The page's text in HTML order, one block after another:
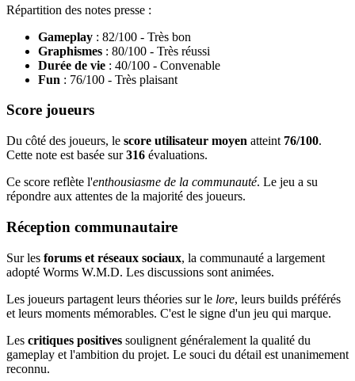
Répartition des notes presse :
Gameplay : 82/100 - Très bon
Graphismes : 80/100 - Très réussi
Durée de vie : 40/100 - Convenable
Fun : 76/100 - Très plaisant
Score joueurs
Du côté des joueurs, le score utilisateur moyen atteint 76/100.
Cette note est basée sur316 évaluations.
Ce score reflète l'enthousiasme de la communauté. Le jeu a su
répondre aux attentes de la majorité des joueurs.
Réception communautaire
Sur les forums et réseaux sociaux, la communauté a largement
adopté Worms W.M.D. Les discussions sont animées.
Les joueurs partagent leurs théories sur le lore, leurs builds préférés
et leurs moments mémorables. C'est le signe d'un jeu qui marque.
Les critiques positives soulignent généralement la qualité du
gameplay et l'ambition du projet. Le souci du détail est unanimement
reconnu.